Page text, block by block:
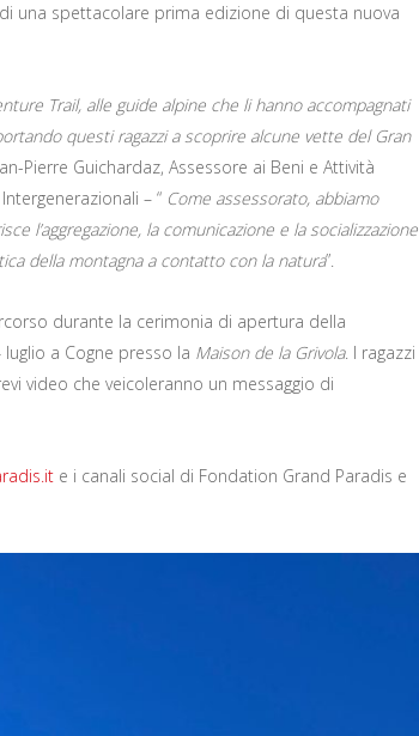
una spettacolare prima edizione di questa nuova
Trail, alle guide alpine che li hanno accompagnati
questi ragazzi a scoprire alcune vette del Gran
Pierre Guichardaz, Assessore ai Beni e Attività
– “ Come assessorato, abbiamo
l’aggregazione, la comunicazione e la socializzazione
della montagna a contatto con la natura”.
durante la cerimonia di apertura della
a Cogne presso la Maison de la Grivola. I ragazzi
video che veicoleranno un messaggio di
e i canali social di Fondation Grand Paradis e